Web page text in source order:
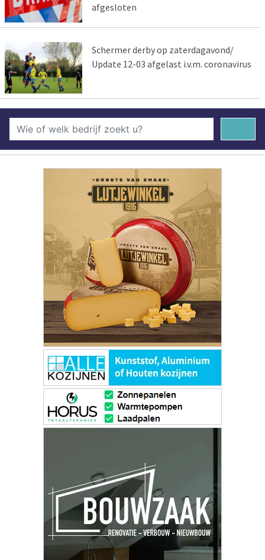
afgesloten
Schermer derby op zaterdagavond/
Update 12-03 afgelast i.v.m. coronavirus